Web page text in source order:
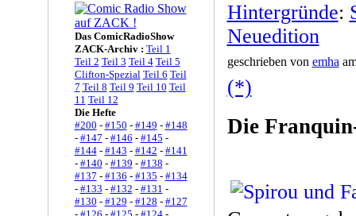
Das ComicRadioShow
ZACK-Archiv : Teil 1
Teil 2 Teil 3 Teil 4 Teil 5
Clifton-Spezial Teil 6 Teil
7 Teil 8 Teil 9 Teil 10 Teil
11 Teil 12
Die Hefte
#200 - #150 - #149 - #148
- #147 - #146 - #145 -
#144- #143 - #142 - #141
- #140 - #139 - #138 -
#137 - #136 - #135 - #134
- #133 - #132 - #131 -
#130 - #129 - #128 - #127
Hintergründe:
Neuedition
geschrieben von emha
(*)
Die